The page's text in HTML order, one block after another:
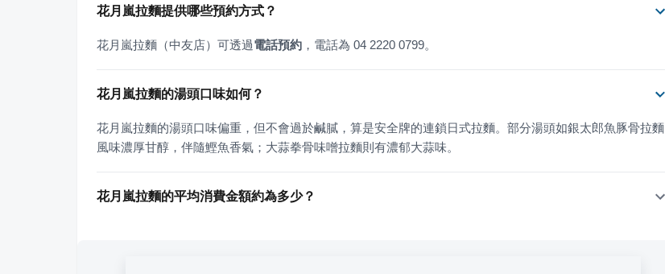
花月嵐拉麵提供哪些預約方式？
花月嵐拉麵（中友店）可透過電話預約 ，電話為 04 2220 0799。
花月嵐拉麵的湯頭口味如何？
花月嵐拉麵的湯頭口味偏重，但不會過於鹹膩，算是安全牌的連鎖日式拉麵。部分湯頭如銀太郎魚豚骨拉麵
風味濃厚甘醇，伴隨鰹魚香氣；大蒜拳骨味噌拉麵則有濃郁大蒜味。
花月嵐拉麵的平均消費金額約為多少？